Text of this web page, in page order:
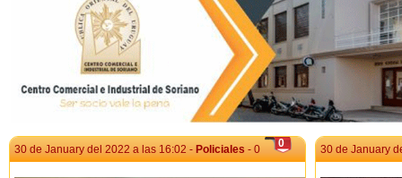
comer y al manifestarl...
citada
y faltante d...
0
30 de January del 2022 a las 16:02 - Policiales - 0 30 de January